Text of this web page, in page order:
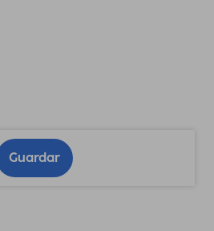
Guardar